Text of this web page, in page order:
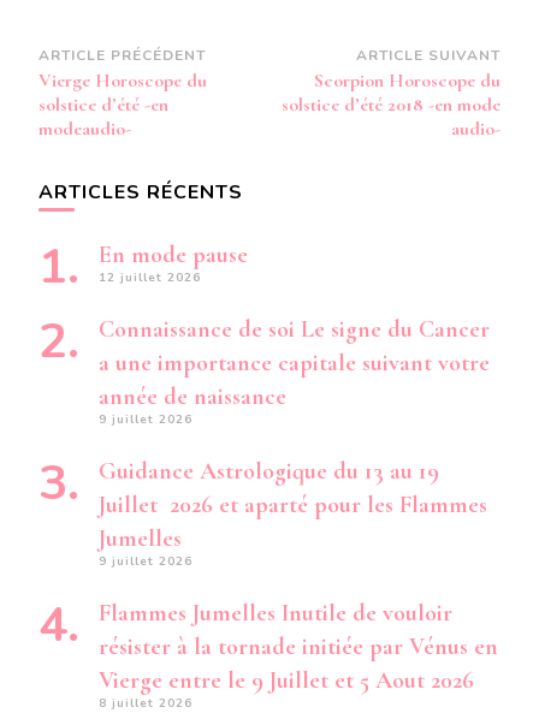
Navigation
d’article
ARTICLE PRÉCÉDENT
Vierge Horoscope du
solstice d’été -en
modeaudio-
ARTICLE SUIVANT
Scorpion Horoscope du
solstice d’été 2018 -en mode
audio-
ARTICLES RÉCENTS
En mode pause
12 juillet 2026
Connaissance de soi Le signe du Cancer
a une importance capitale suivant votre
année de naissance
9 juillet 2026
Guidance Astrologique du 13 au 19
Juillet 2026 et aparté pour les Flammes
Jumelles
9 juillet 2026
Flammes Jumelles Inutile de vouloir
résister à la tornade initiée par Vénus en
Vierge entre le 9 Juillet et 5 Aout 2026
8 juillet 2026